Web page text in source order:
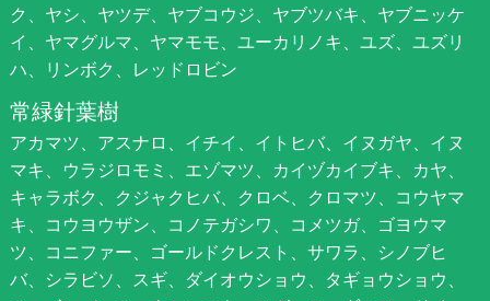
ク、ヤシ、ヤツデ、ヤブコウジ、ヤブツバキ、ヤブニッケ
イ、ヤマグルマ、ヤマモモ、ユーカリノキ、ユズ、ユズリ
ハ、リンボク、レッドロビン
常緑針葉樹
アカマツ、アスナロ、イチイ、イトヒバ、イヌガヤ、イヌ
マキ、ウラジロモミ、エゾマツ、カイヅカイブキ、カヤ、
キャラボク、クジャクヒバ、クロベ、クロマツ、コウヤマ
キ、コウヨウザン、コノテガシワ、コメツガ、ゴヨウマ
ツ、コニファー、ゴールドクレスト、サワラ、シノブヒ
バ、シラビソ、スギ、ダイオウショウ、タギョウショウ、